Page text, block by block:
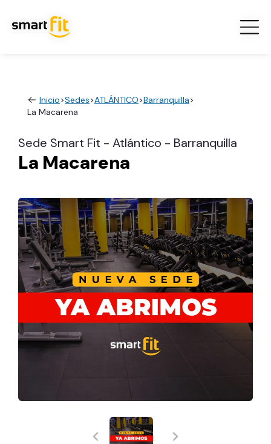
Inicio>Sedes>ATLÁNTICO>Barranquilla>
La Macarena
Sede Smart Fit - Atlántico - Barranquilla
La Macarena